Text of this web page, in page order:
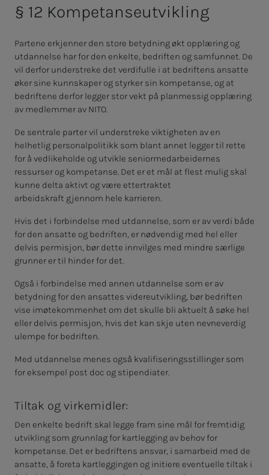
§ 12 Kompetanseutvikling
Partene erkjenner den store betydning økt opplæring og
utdannelse har for den enkelte, bedriften og samfunnet. De
vil derfor understreke det verdifulle i at bedriftens ansatte
øker sine kunnskaper og styrker sin kompetanse, og at
bedriftene derfor legger stor vekt på planmessig opplæring
av medlemmer av NITO.
De sentrale parter vil understreke viktigheten av en
helhetlig personalpolitikk som blant annet legger til rette
for å vedlikeholde og utvikle seniormedarbeidernes
ressurser og kompetanse. Det er et mål at flest mulig skal
kunne delta aktivt og være ettertraktet
arbeidskraft gjennom hele karrieren.
Hvis det i forbindelse med utdannelse, som er av verdi både
for den ansatte og bedriften, er nødvendig med hel eller
delvis permisjon, bør dette innvilges med mindre særlige
grunner er til hinder for det.
Også i forbindelse med annen utdannelse som er av
betydning for den ansattes videreutvikling, bør bedriften
vise imøtekommenhet om det skulle bli aktuelt å søke hel
eller delvis permisjon, hvis det kan skje uten nevneverdig
ulempe for bedriften.
Med utdannelse menes også kvalifiseringsstillinger som
for eksempel post doc og stipendiater.
Tiltak og virkemidler:
Den enkelte bedrift skal legge fram sine mål for fremtidig
utvikling som grunnlag for kartlegging av behov for
kompetanse. Det er bedriftens ansvar, i samarbeid med de
ansatte, å foreta kartleggingen og initiere eventuelle tiltak i